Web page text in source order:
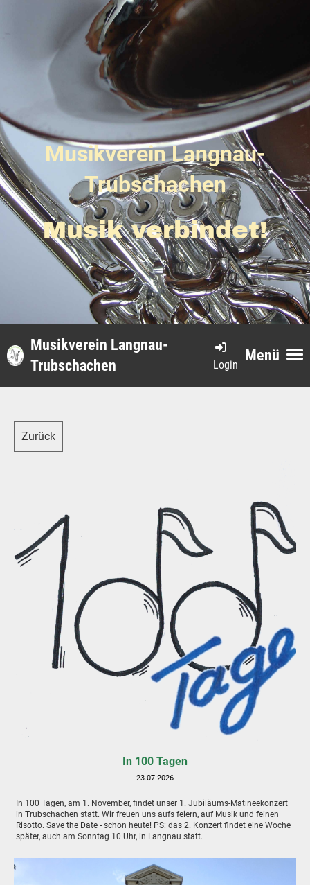
Musikverein Langnau-
Trubschachen
Musik verbindet!
Menü
Login
Musikverein Langnau-
Trubschachen
Zurück
In 100 Tagen
23.07.2026
In 100 Tagen, am 1. November, findet unser 1. Jubiläums-Matineekonzert
in Trubschachen statt. Wir freuen uns aufs feiern, auf Musik und feinen
Risotto. Save the Date - schon heute! PS: das 2. Konzert findet eine Woche
später, auch am Sonntag 10 Uhr, in Langnau statt.